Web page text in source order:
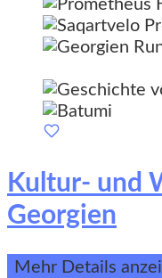
Kultur- und
Georgien
Mehr Details